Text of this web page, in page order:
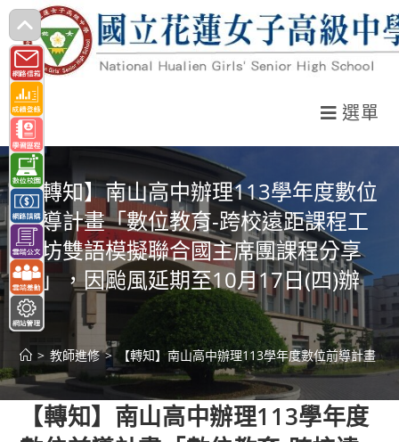
跳
轉
至
主
要
內
容
選單
【轉知】南山高中辦理113學年度數位
前導計畫「數位教育-跨校遠距課程工
作坊雙語模擬聯合國主席團課程分享
會」，因颱風延期至10月17日(四)辦
理
> 教師進修 > 【轉知】南山高中辦理113學年度數位前導計畫
【轉知】南山高中辦理113學年度